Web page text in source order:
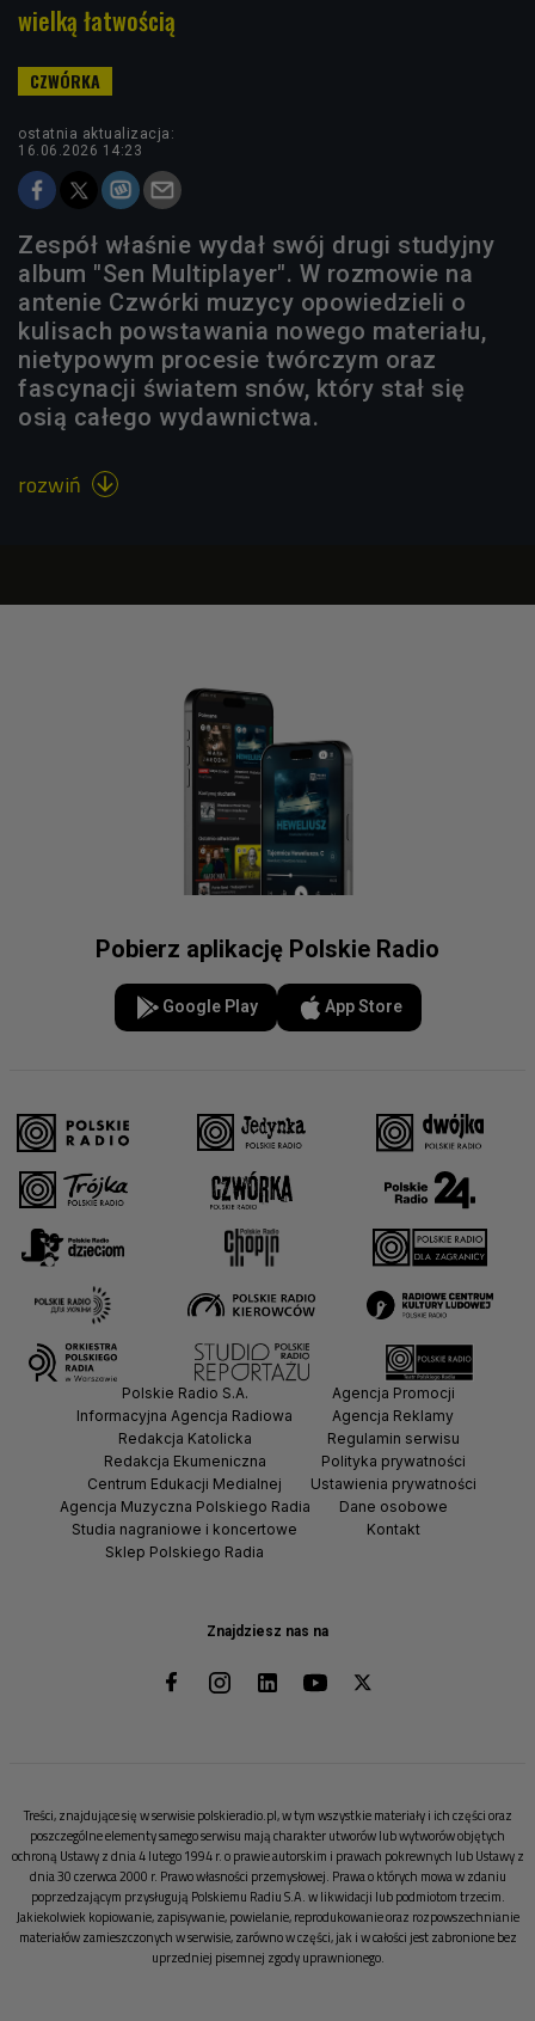
wielką łatwością
ostatnia aktualizacja:
16.06.2026 14:23
Zespół właśnie wydał swój drugi studyjny
album "Sen Multiplayer". W rozmowie na
antenie Czwórki muzycy opowiedzieli o
kulisach powstawania nowego materiału,
nietypowym procesie twórczym oraz
fascynacji światem snów, który stał się
osią całego wydawnictwa.
rozwiń 
Pobierz aplikację Polskie Radio
Google Play App Store
Znajdziesz nas na
Polskie Radio S.A.
Informacyjna Agencja Radiowa
Redakcja Katolicka
Redakcja Ekumeniczna
Centrum Edukacji Medialnej
Agencja Muzyczna Polskiego Radia
Studia nagraniowe i koncertowe
Sklep Polskiego Radia
Agencja Promocji
Agencja Reklamy
Regulamin serwisu
Polityka prywatności
Ustawienia prywatności
Dane osobowe
Kontakt
Treści, znajdujące się w serwisie polskieradio.pl, w tym wszystkie materiały i ich części oraz
poszczególne elementy samego serwisu mają charakter utworów lub wytworów objętych
ochroną Ustawy z dnia 4 lutego 1994 r. o prawie autorskim i prawach pokrewnych lub Ustawy z
dnia 30 czerwca 2000 r. Prawo własności przemysłowej. Prawa o których mowa w zdaniu
poprzedzającym przysługują Polskiemu Radiu S.A. w likwidacji lub podmiotom trzecim.
Jakiekolwiek kopiowanie, zapisywanie, powielanie, reprodukowanie oraz rozpowszechnianie
materiałów zamieszczonych w serwisie, zarówno w części, jak i w całości jest zabronione bez
uprzedniej pisemnej zgody uprawnionego.